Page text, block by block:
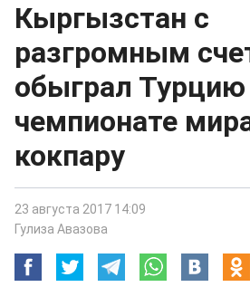
Кыргызстан с
разгромным
обыграл Турцию
чемпионате
кокпару
23 августа 2017 14:09
Гулиза Авазова